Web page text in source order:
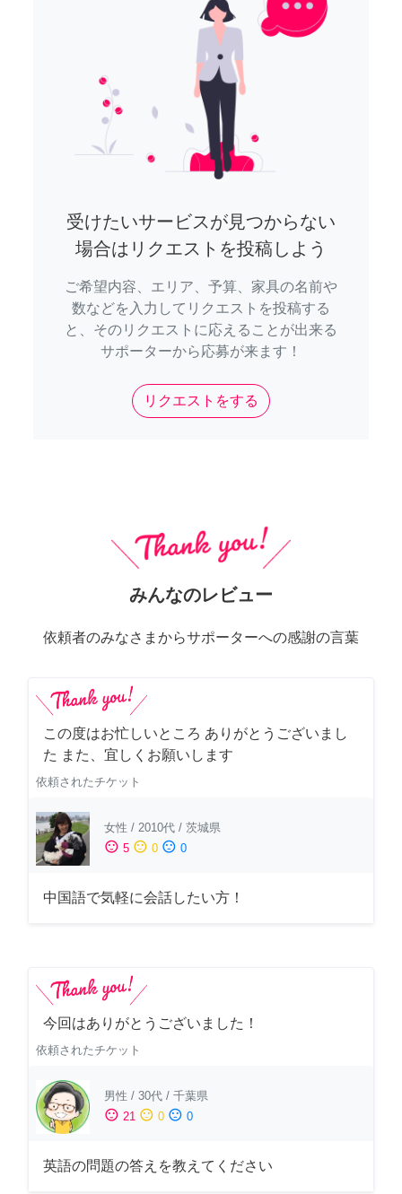
受けたいサービスが見つからない
場合はリクエストを投稿しよう
ご希望内容、エリア、予算、家具の名前や
数などを入力してリクエストを投稿する
と、そのリクエストに応えることが出来る
サポーターから応募が来ます！
リクエストをする
みんなのレビュー
依頼者のみなさまからサポーターへの感謝の言葉
この度はお忙しいところ ありがとうございまし
た また、宜しくお願いします
依頼されたチケット
女性 / 2010代 / 茨城県
sentiment_satisfied 5 sentiment_neutral 0 sentiment_dissatisfied 0
中国語で気軽に会話したい方！
今回はありがとうございました！
依頼されたチケット
男性 / 30代 / 千葉県
sentiment_satisfied 21 sentiment_neutral 0 sentiment_dissatisfied 0
英語の問題の答えを教えてください